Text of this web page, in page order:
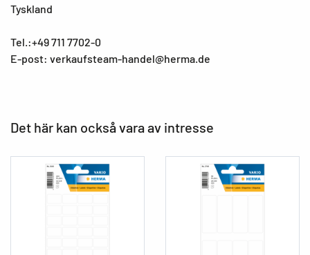
Tyskland
Tel.:+49 711 7702-0
E-post: verkaufsteam-handel@herma.de
Det här kan också vara av intresse